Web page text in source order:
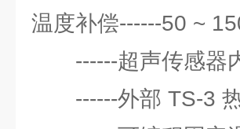
温度补偿------50 ~
------超声传感器
------外部 TS-3 热